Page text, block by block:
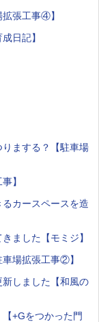
張工事④】
日記】
まする？【駐車場
】
カースペースを造
ました【モミジ】
場拡張工事②】
しました【和風の
+Gをつかった門